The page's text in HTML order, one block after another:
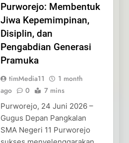
Purworejo: Membentuk
Jiwa Kepemimpinan,
Disiplin, dan
Pengabdian Generasi
Pramuka
timMedia11
1 month
ago
0 7 mins
Purworejo, 24 Juni 2026 –
Gugus Depan Pangkalan
SMA Negeri 11 Purworejo